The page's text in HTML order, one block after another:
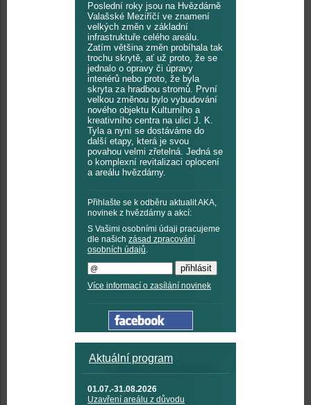
Poslední roky jsou na Hvězdárně
Valašské Meziříčí ve znamení
velkých změn v základní
infrastruktuře celého areálu.
Zatím většina změn probíhala tak
trochu skrytě, ať už proto, že se
jednalo o opravy či úpravy
interiérů nebo proto, že byla
skryta za hradbou stromů. První
velkou změnou bylo vybudování
nového objektu Kulturního a
kreativního centra na ulici J. K.
Tyla a nyní se dostáváme do
další etapy, která je svou
povahou velmi zřetelná. Jedná se
o komplexní revitalizaci oplocení
a areálu hvězdárny.
Přihlašte se k odběru aktualit AKA,
novinek z hvězdárny a akcí:
S Vašimi osobními údaji pracujeme
dle našich zásad zpracování
osobních údajů.
Více informací o zasílání novinek
Aktuální program
01.07.-31.08.2026
Uzavření areálu z důvodu